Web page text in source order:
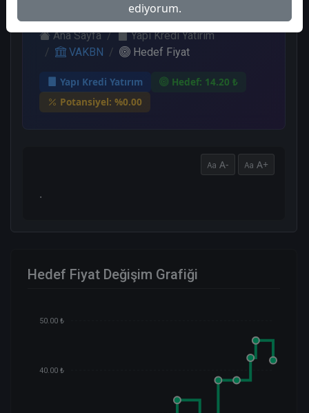
Ana Sayfa
Yapı Kredi Yatırım
VAKBN
Hedef Fiyat
Yapı Kredi Yatırım
Hedef: 14.20 ₺
Potansiyel: %0.00
A- A+
.
Hedef Fiyat Değişim Grafiği
50.00 ₺
40.00 ₺
ediyorum.